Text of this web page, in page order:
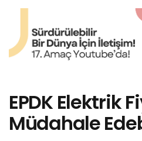
EPDK Elektrik
Müdahale